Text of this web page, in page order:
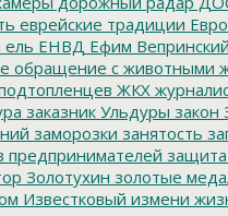
еврейские традиции
ель ЕНВД Ефим Вепринский
обращение с животными
ЖКХ
заказник Ульдуры закон
заморозки занятость
предпринимателей
Золотухин золотые
Известковый измени